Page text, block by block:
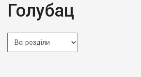
Голубац